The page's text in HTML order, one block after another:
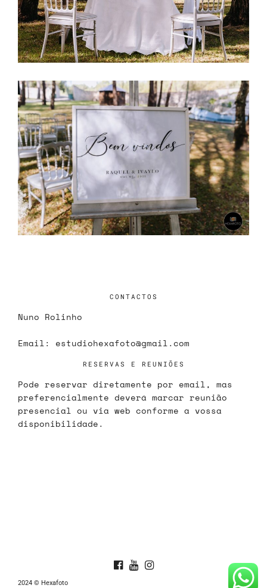
CONTACTOS
Nuno Rolinho
Email: estudiohexafoto@gmail.com
RESERVAS E REUNIÕES
Pode reservar diretamente por email, mas
preferencialmente deverá marcar reunião
presencial ou via web conforme a vossa
disponibilidade.
2024 © Hexafoto